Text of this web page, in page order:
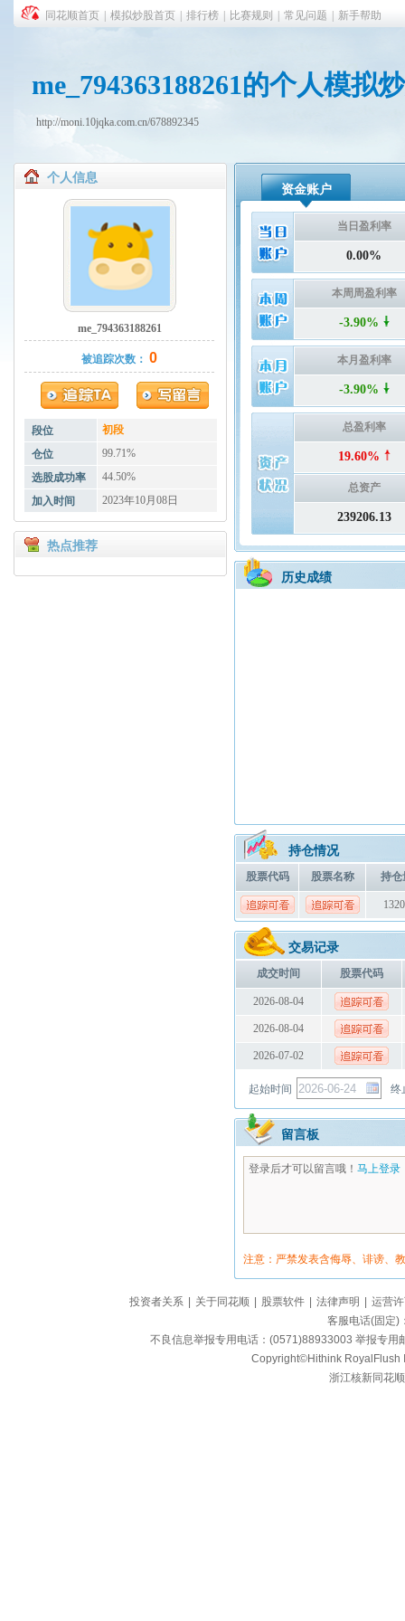
同花顺首页 模拟炒股首页 排行榜 比赛规则 常见问题 新手帮助
me_794363188261的个人模拟
http://moni.10jqka.com.cn/678892345
个人信息
me_794363188261
被追踪次数： 0
段位
初段
仓位
99.71%
选股成功率
44.50%
加入时间
2023年10月08日
热点推荐
资金账户
当日盈利率
0.00%
本周周盈利率
-3.90%
本月盈利率
-3.90%
总盈利率
19.60%
总资产
239206.13
历史成绩
持仓情况
股票代码 股票名称 持仓
交易记录
成交时间 股票代码
2026-08-04
2026-08-04
2026-07-02
起始时间 终
留言板
登录后才可以留言哦！ 马上登录
注意：严禁发表含侮辱、诽谤、
投资者关系 关于同花顺 股票软件 法律声明
运营
客服电话(固定
不良信息举报专用电话：(0571)88933003 举报专
Copyright©Hithink RoyalFlush
浙江核新同花